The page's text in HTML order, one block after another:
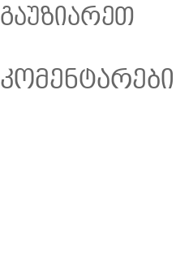
გაუზიარეთ
კომენტარები